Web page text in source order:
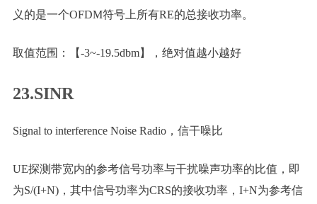
义的是一个OFDM符号上所有RE的总接收功率。
取值范围：【-3~-19.5dbm】，绝对值越小越好
23.SINR
Signal to interference Noise Radio，信干噪比
UE探测带宽内的参考信号功率与干扰噪声功率的比值，即
为S/(I+N)，其中信号功率为CRS的接收功率，I+N为参考信